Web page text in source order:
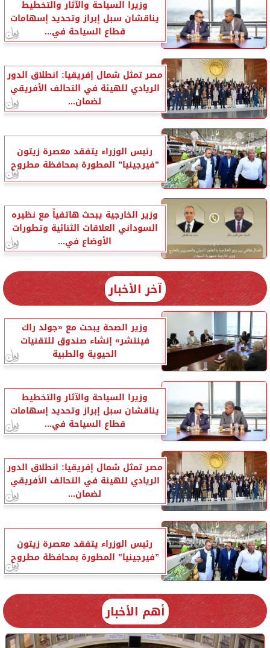
وزيرا السياحة والآثار والتخطيط
يناقشان سبل إبراز وتحديد إسهامات
قطاع السياحة في...
مصر تمثل شمال إفريقيا: انطلاق الدور
الريادي للهيئة في التحالف الأفريقي
لضمان...
رئيس الوزراء يتفقد معصرة زيتون
”فيرجينيا” المطورة بمحافظة مطروح
وزير الخارجية يبحث هاتفياً مع نظيره
السوداني العلاقات الثنائية وتطورات
الأوضاع في...
آخر الأخبار
وزير الصحة يبحث مع «جولد راك
فينتشر» إنشاء صندوق للتقنيات
الحيوية والطبية
وزيرا السياحة والآثار والتخطيط
يناقشان سبل إبراز وتحديد إسهامات
قطاع السياحة في...
مصر تمثل شمال إفريقيا: انطلاق الدور
الريادي للهيئة في التحالف الأفريقي
لضمان...
رئيس الوزراء يتفقد معصرة زيتون
”فيرجينيا” المطورة بمحافظة مطروح
أهم الأخبار